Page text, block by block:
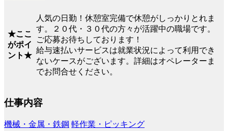
★ここ
がポイ
ント★
人気の日勤！休憩室完備で休憩がしっかりとれま
す。２０代・３０代の方々が活躍中の職場です。
ご応募お待ちしております！
給与速払いサービスは就業状況によって利用でき
ないケースがございます。詳細はオペレーターま
でお問合せください。
仕事内容
機械・金属・鉄鋼 軽作業・ピッキング